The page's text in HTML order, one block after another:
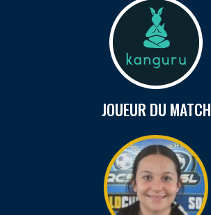
JOUEUR DU MATCH